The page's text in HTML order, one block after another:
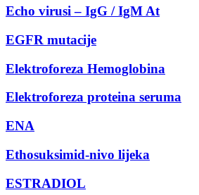
Echo virusi – IgG / IgM At
EGFR mutacije
Elektroforeza Hemoglobina
Elektroforeza proteina seruma
ENA
Ethosuksimid-nivo lijeka
ESTRADIOL